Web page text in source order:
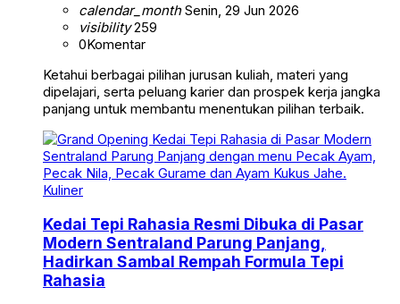
calendar_monthSenin, 29 Jun 2026
visibility259
0Komentar
Ketahui berbagai pilihan jurusan kuliah, materi yang
dipelajari, serta peluang karier dan prospek kerja jangka
panjang untuk membantu menentukan pilihan terbaik.
Kuliner
Kedai Tepi Rahasia Resmi Dibuka di Pasar
Modern Sentraland Parung Panjang,
Hadirkan Sambal Rempah Formula Tepi
Rahasia